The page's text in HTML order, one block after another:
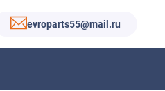
evroparts55@mail.ru